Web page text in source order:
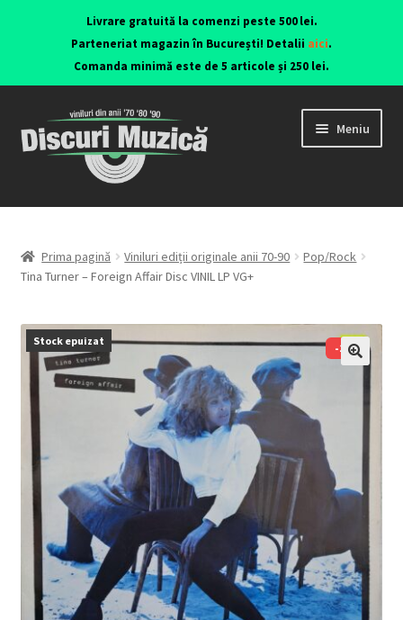
Livrare gratuită la comenzi peste 500 lei.
Parteneriat magazin în București! Detalii aici.
Comanda minimă este de 5 articole și 250 lei.
Meniu
Viniluri ediții originale anii 70-90
CD-uri originale
Listă produse
Oferta lunii
Contul meu
Blog
Prima pagină Viniluri ediții originale anii 70-90
Pop/Rock
Tina Turner – Foreign Affair Disc VINIL LP VG+
-17%
Stock epuizat